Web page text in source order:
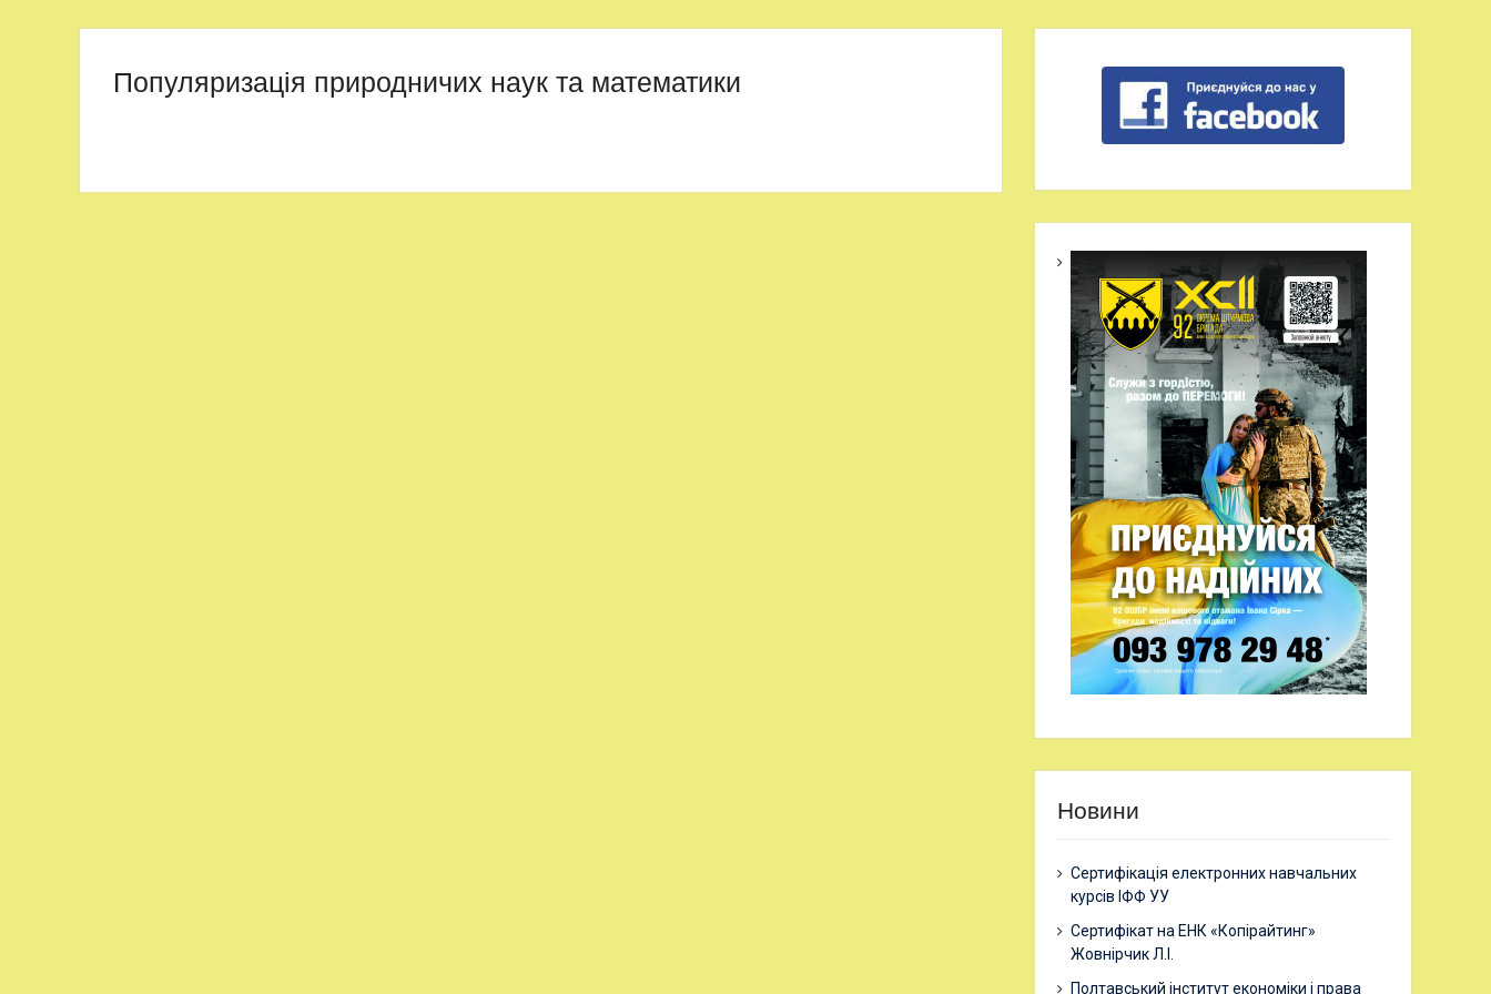
Популяризація природничих наук та математики
Новини
Сертифікація електронних навчальних
курсів ІФФ УУ
Сертифікат на ЕНК «Копірайтинг»
Жовнірчик Л.І.
Полтавський інститут економіки і права